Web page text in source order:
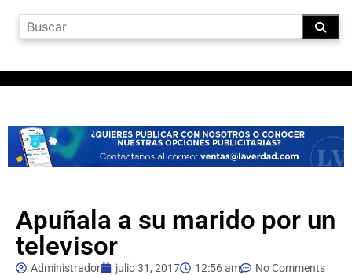
Apuñala a su marido por un
televisor
Administrador julio 31, 2017 12:56 am No Comments